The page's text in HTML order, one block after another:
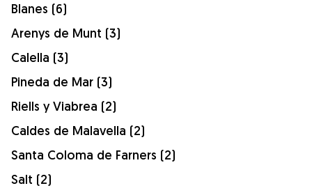
Blanes (6)
Arenys de Munt (3)
Calella (3)
Pineda de Mar (3)
Riells y Viabrea (2)
Caldes de Malavella (2)
Santa Coloma de Farners (2)
Salt (2)